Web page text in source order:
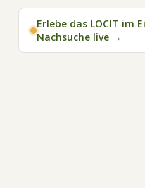
Erlebe das LOCIT im
Nachsuche live →